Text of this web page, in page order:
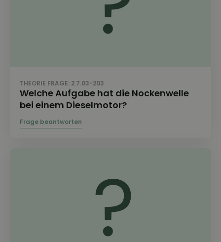
THEORIE FRAGE: 2.7.03-203
Welche Aufgabe hat die Nockenwelle
bei einem Dieselmotor?